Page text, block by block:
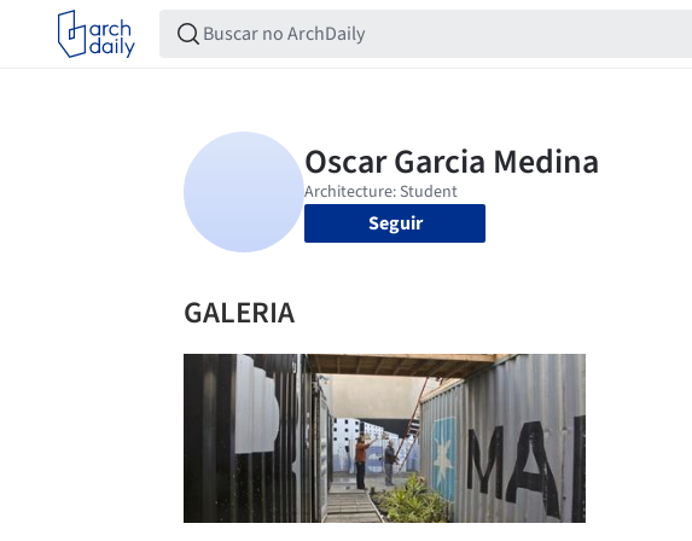
Seguir
GALERIA